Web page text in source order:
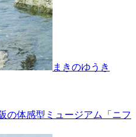
まきのゆうき
の体感型ミュージアム「ニフ